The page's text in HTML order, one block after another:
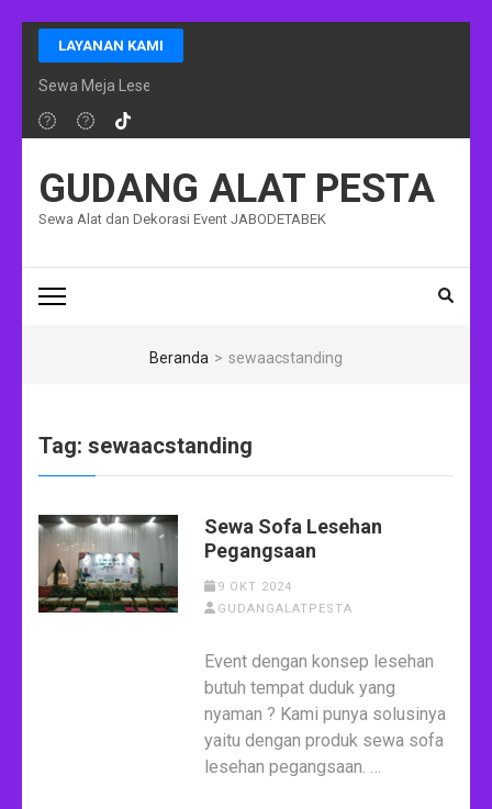
Lompat
ke
konten
(Tekan
Enter)
LAYANAN KAMI
Sewa Meja Lesehan Event Ramadhan Jakarta
GUDANG ALAT PESTA
Sewa Alat dan Dekorasi Event JABODETABEK
Beranda > sewaacstanding
Tag: sewaacstanding
Sewa Sofa Lesehan
Pegangsaan
9 OKT 2024
GUDANGALATPESTA
Event dengan konsep lesehan
butuh tempat duduk yang
nyaman ? Kami punya solusinya
yaitu dengan produk sewa sofa
lesehan pegangsaan. …